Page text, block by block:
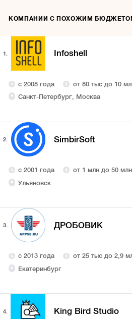
КОМПАНИИ С ПОХОЖИМ
1. Infoshell
с 2008 года
от 80 тыс до 10
Санкт-Петербург, Москва
2. SimbirSoft
с 2001 года
от 1 млн до 50
Ульяновск
3. ДРОБОВИК
с 2013 года
от 25 тыс до 2,9
Екатеринбург
4. King Bird Studio